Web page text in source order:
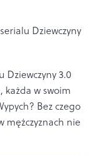
Dziewczyny
Dziewczyny 3.0
każda w swoim
Bez czego
mężczyznach nie